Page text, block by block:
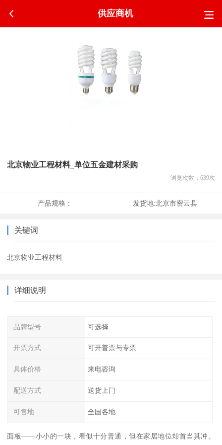
供应商机
北京物业工程材料_单位五金建材采购
浏览次数： 639次
产品规格： 发货地:北京市密云县
关键词
北京物业工程材料
详细说明
品牌型号 可选择
开票方式 可开普票与专票
具体价格 来电咨询
配送方式 送货上门
可售地 全国各地
面板——小小的一块，看似十分普通，但在家居地位却首当其冲。